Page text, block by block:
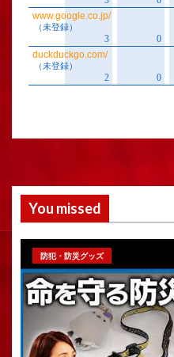
You missed
防犯・防災グッズ